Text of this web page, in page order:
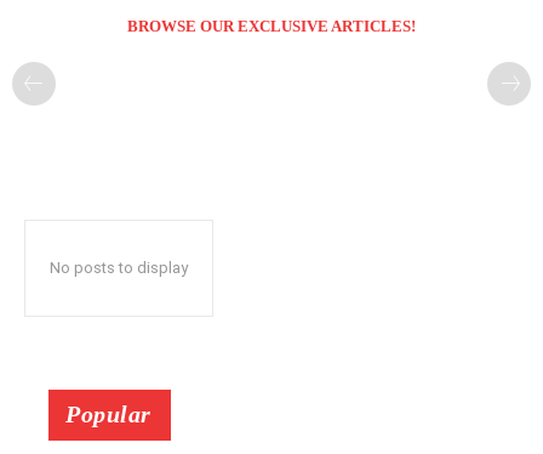
BROWSE OUR EXCLUSIVE ARTICLES!
No posts to display
Popular